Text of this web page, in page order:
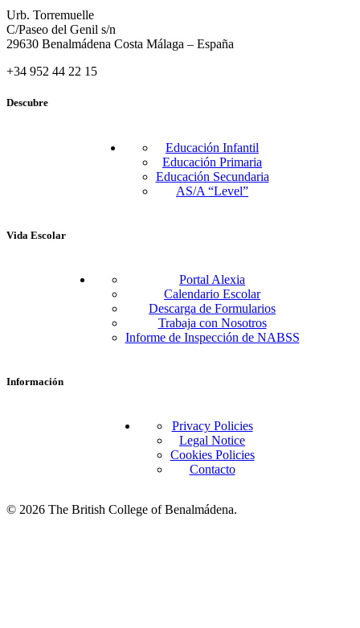
Urb. Torremuelle
C/Paseo del Genil s/n
29630 Benalmádena Costa Málaga – España
+34 952 44 22 15
Descubre
Educación Infantil
Educación Primaria
Educación Secundaria
AS/A “Level”
Vida Escolar
Portal Alexia
Calendario Escolar
Descarga de Formularios
Trabaja con Nosotros
Informe de Inspección de NABSS
Información
Privacy Policies
Legal Notice
Cookies Policies
Contacto
© 2026 The British College of Benalmádena.